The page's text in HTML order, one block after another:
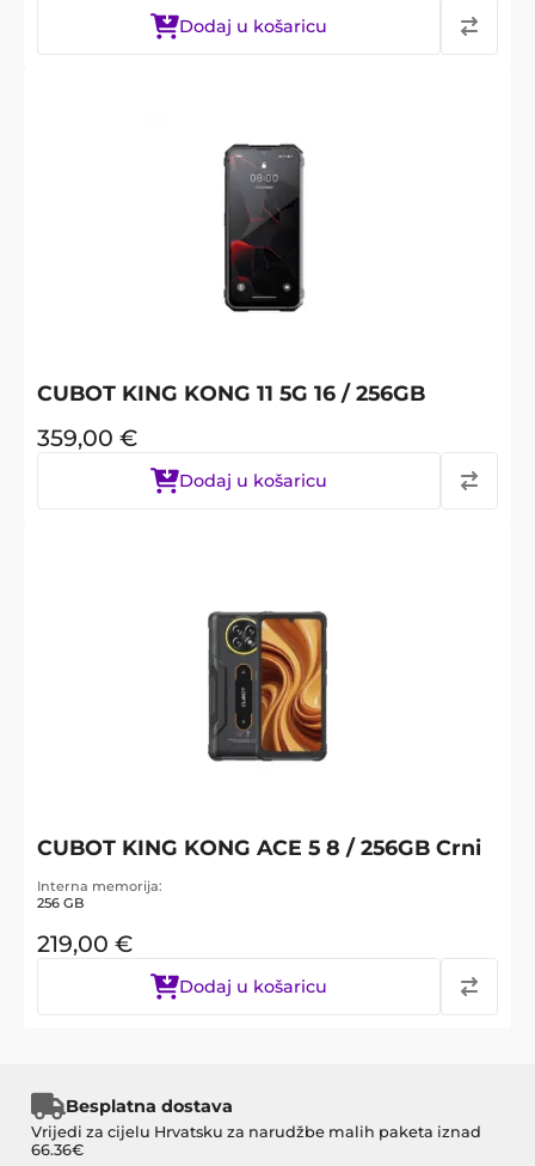
Dodaj u košaricu
CUBOT KING KONG 11 5G 16 / 256GB
359,00 €
Dodaj u košaricu
CUBOT KING KONG ACE 5 8 / 256GB Crni
Interna memorija
256 GB
219,00 €
Dodaj u košaricu
Besplatna dostava
Vrijedi za cijelu Hrvatsku za narudžbe malih paketa iznad
66.36€